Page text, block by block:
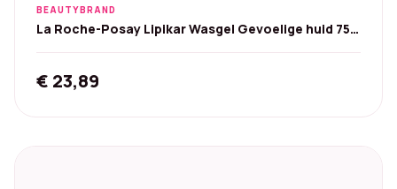
BEAUTYBRAND
La Roche-Posay Lipikar Wasgel Gevoelige huid 750
€ 23,89